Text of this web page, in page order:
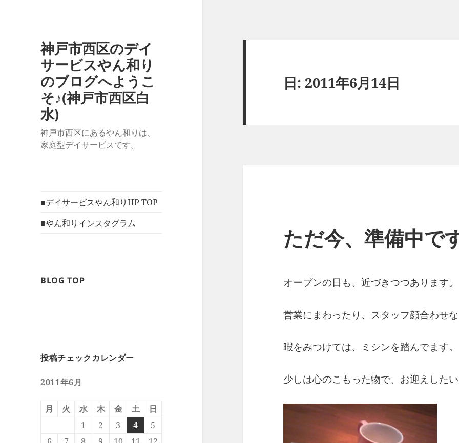
神戸市西区のデイ
サービスやん和り
のブログへようこ
そ♪(神戸市西区白
水)
神戸市西区にあるやん和りは、
家庭型デイサービスです。
■デイサービスやん和りHP TOP
■やん和りインスタグラム
BLOG TOP
投稿チェックカレンダー
2011年6月
月 火 水 木 金 土
日
1
2 3 4
5
日: 2011年6月14日
ただ今、準備中で
オープンの日も、近づきつつあります。
営業にまわったり、スタッフ顔合わせ
暇をみつけては、ミシンを踏んでま
少しは心のこもった物で、お迎えした